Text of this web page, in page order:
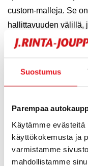
Suostumus
Parempaa
Käytämme
käyttökokemusta ja
varmistamme
mahdollistamme
custom-malleja. Se
hallittavuuden välillä,
A2-kortilla voi ajaa